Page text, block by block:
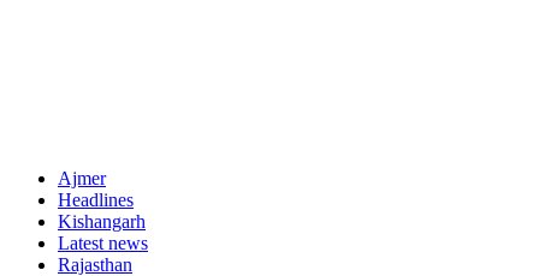
Ajmer
Headlines
Kishangarh
Latest news
Rajasthan